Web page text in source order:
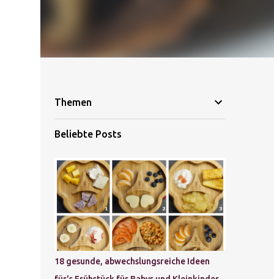
Themen
Beliebte Posts
18 gesunde, abwechslungsreiche Ideen